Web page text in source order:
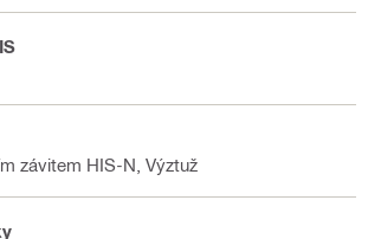
závitem HIS-N, Výztuž